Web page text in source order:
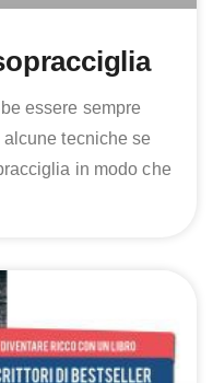
essere sempre
tecniche se
in modo che